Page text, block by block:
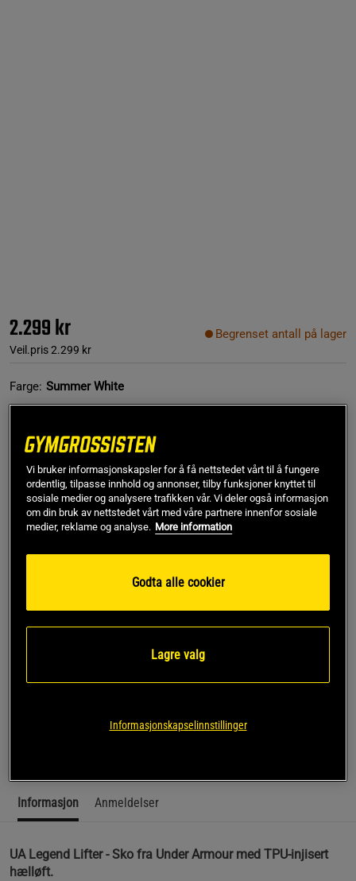
2.299 kr
Veil.pris2.299 kr
Begrenset antall på lager
Farge: Summer White
44
Kjøp
Gratis frakt over 799 kr Gratis retur 14 dagers angrerett
Informasjon Anmeldelser
UA Legend Lifter - Sko fra Under Armour med TPU-injisert
hælløft.
Vi bruker informasjonskapsler for å få nettstedet vårt til å fungere
ordentlig, tilpasse innhold og annonser, tilby funksjoner knyttet til
sosiale medier og analysere trafikken vår. Vi deler også informasjon
om din bruk av nettstedet vårt med våre partnere innenfor sosiale
medier, reklame og analyse. More information
Godta alle cookier
Lagre valg
Informasjonskapselinnstillinger